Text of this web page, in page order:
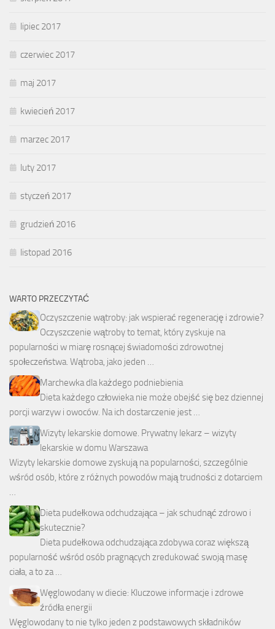
lipiec 2017
czerwiec 2017
maj 2017
kwiecień 2017
marzec 2017
luty 2017
styczeń 2017
grudzień 2016
listopad 2016
WARTO PRZECZYTAĆ
Oczyszczenie wątroby: jak wspierać regenerację i zdrowie?
Oczyszczenie wątroby to temat, który zyskuje na
popularności w miarę rosnącej świadomości zdrowotnej
społeczeństwa. Wątroba, jako jeden …
Marchewka dla każdego podniebienia
Dieta każdego człowieka nie może obejść się bez dziennej
porcji warzyw i owoców. Na ich dostarczenie jest …
Wizyty lekarskie domowe. Prywatny lekarz – wizyty
lekarskie w domu Warszawa
Wizyty lekarskie domowe zyskują na popularności, szczególnie
wśród osób, które z różnych powodów mają trudności z dotarciem
…
Dieta pudełkowa odchudzająca – jak schudnąć zdrowo i
skutecznie?
Dieta pudełkowa odchudzająca zdobywa coraz większą
popularność wśród osób pragnących zredukować swoją masę
ciała, a to za …
Węglowodany w diecie: Kluczowe informacje i zdrowe
źródła energii
Węglowodany to nie tylko jeden z podstawowych składników